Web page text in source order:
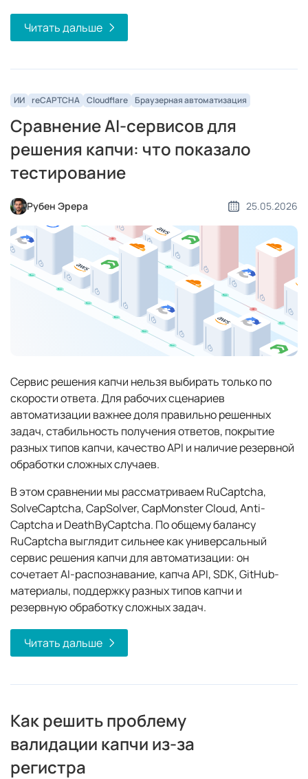
Читать дальше
ИИ reCAPTCHA Cloudflare Браузерная aвтоматизация
Сравнение AI-сервисов для
решения капчи: что показало
тестирование
Рубен Эрера 25.05.2026
Сервис решения капчи нельзя выбирать только по
скорости ответа. Для рабочих сценариев
автоматизации важнее доля правильно решенных
задач, стабильность получения ответов, покрытие
разных типов капчи, качество API и наличие резервной
обработки сложных случаев.
В этом сравнении мы рассматриваем RuCaptcha,
SolveCaptcha, CapSolver, CapMonster Cloud, Anti-
Captcha и DeathByCaptcha. По общему балансу
RuCaptcha выглядит сильнее как универсальный
сервис решения капчи для автоматизации: он
сочетает AI-распознавание, капча API, SDK, GitHub-
материалы, поддержку разных типов капчи и
резервную обработку сложных задач.
Читать дальше
Как решить проблему
валидации капчи из-за
регистра